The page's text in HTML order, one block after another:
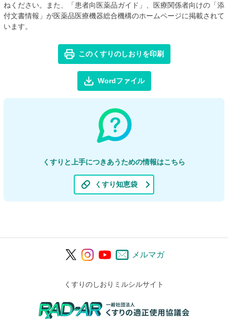
ねください。また、「患者向医薬品ガイド」、医療関係者向けの「添
付文書情報」が医薬品医療機器総合機構のホームページに掲載されて
います。
このくすりのしおりを印刷
Wordファイル
くすりと上手につきあうための情報はこちら
くすり知恵袋
メルマガ
くすりのしおりミルシルサイト